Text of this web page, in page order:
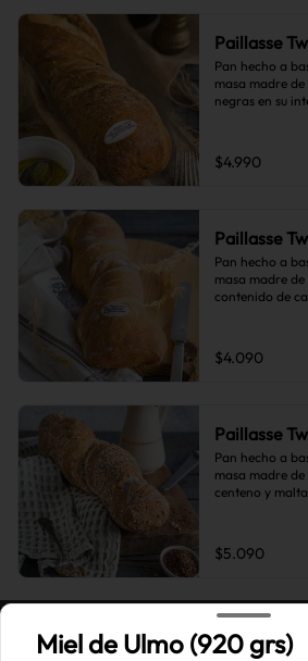
Paillasse
Pan hecho a
masa madre
negras en su
$4.990
Paillasse
Pan hecho a
masa madre
contenido de
$4.090
Paillasse
Pan hecho a
masa madre
centeno y
tostado y frutos
$5.090
Miel de Ulmo (920 grs)